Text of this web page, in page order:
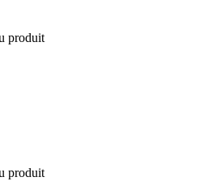
produit
produit